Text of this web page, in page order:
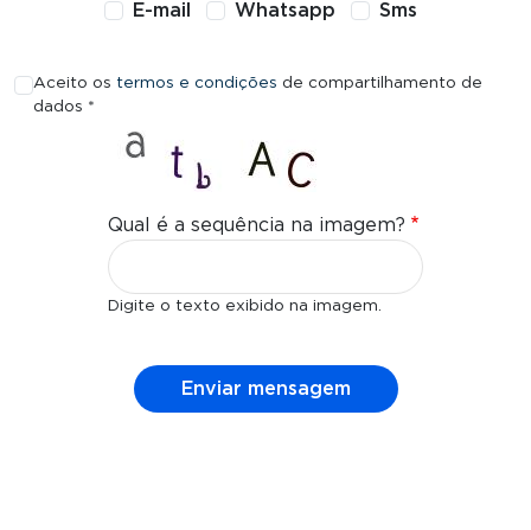
E-mail
Whatsapp Sms
Aceito os termos e condições de compartilhamento de
dados *
Qual é a sequência na imagem?
Digite o texto exibido na imagem.